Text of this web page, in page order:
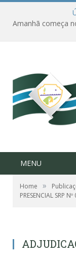
MENU
Home »
PRESENCIAL SRP